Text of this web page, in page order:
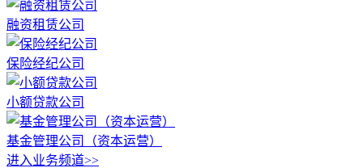
融资租赁公司
保险经纪公司
小额贷款公司
基金管理公司（资本运营）
进入业务频道>>